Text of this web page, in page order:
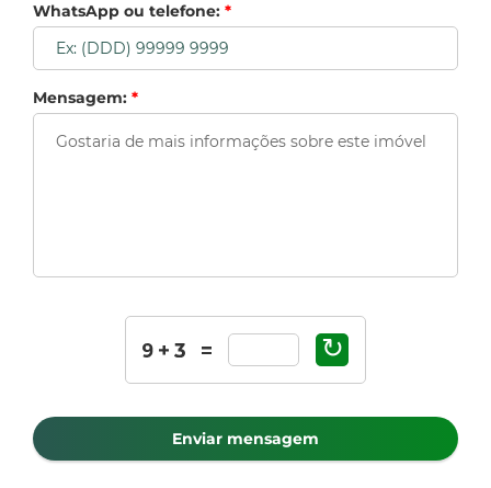
WhatsApp ou telefone: *
Mensagem: *
↻
Enviar mensagem